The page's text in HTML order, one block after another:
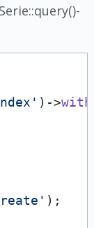
)->with
);